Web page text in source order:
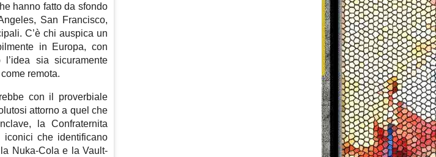
hanno fatto da sfondo
San Francisco,
C’è chi auspica un
in Europa, con
sia sicuramente
remota.
con il proverbiale
attorno a quel che
la Confraternita
che identificano
Nuka-Cola e la Vault-